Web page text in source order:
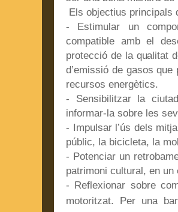
Els objectius principals
- Estimular un
compatible amb el
protecció de la qualitat
d’emissió de gasos
recursos energètics.
- Sensibilitzar la
informar-la sobre les
- Impulsar l’ús dels
públic, la bicicleta, la
- Potenciar un
patrimoni cultural, en
- Reflexionar sobre
motoritzat. Per una